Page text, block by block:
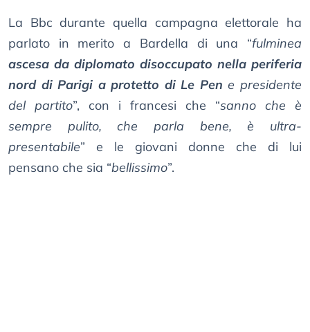
La Bbc durante quella campagna elettorale ha
parlato in merito a Bardella di una “fulminea
ascesa da diplomato disoccupato nella periferia
nord di Parigi a protetto di Le Pen e presidente
del partito”, con i francesi che “sanno che è
sempre pulito, che parla bene, è ultra-
presentabile” e le giovani donne che di lui
pensano che sia “bellissimo”.